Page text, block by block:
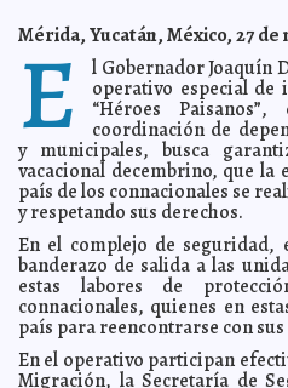
2025-12-05 16:47:31 Juventudes yucatecas
cáncer bucal con la campaña “Saca
2025-12-05 14:01:27 Gobernador Joaquín
navideño en Palacio de Gobierno A7
2025-12-05 12:12:46 Tricampeones del
noche” de Uriel Reyes rompe
2025-12-04 18:20:24 Impulsan acciones
A7
2025-12-04 16:47:27 Yucatán inicia “Un
acompañamiento para promover la
A7
2025-12-04 16:41:44 Consejo Forestal de
proteger recursos forestales A7
2025-12-04 16:36:23 Cecilia Patrón
2025-12-04 16:27:22 Yucatán cerrará el
diciembre. A7
Mérida, Yucatán, México, 27
E l Gobernador Joaquín
operativo especial
“Héroes
coordinación de
y municipales, busca
vacacional decembrino, que
país de los connacionales se
y respetando sus derechos.
En el complejo de
banderazo de salida a las
estas labores de
connacionales, quienes en
país para reencontrarse con
En el operativo participan
Migración, la Secretaría de